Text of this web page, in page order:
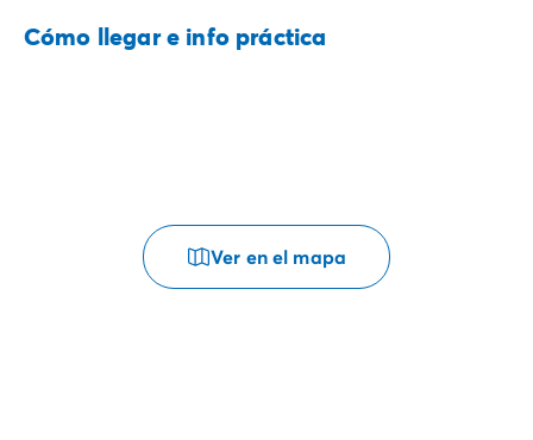
Cómo llegar e info práctica
Ver en el mapa